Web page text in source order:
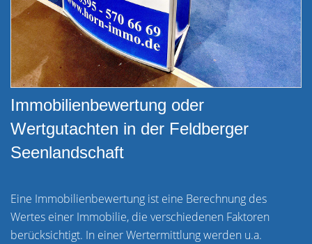
Immobilienbewertung oder
Wertgutachten in der Feldberger
Seenlandschaft
Eine Immobilienbewertung ist eine Berechnung des
Wertes einer Immobilie, die verschiedenen Faktoren
berücksichtigt. In einer Wertermittlung werden u.a.